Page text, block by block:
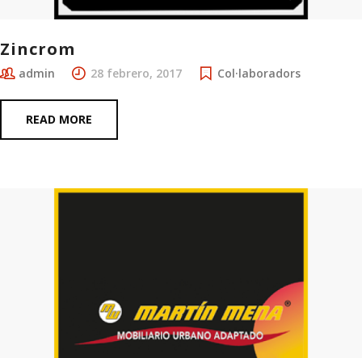
Zincrom
admin 28 febrero, 2017 Col·laboradors
READ MORE